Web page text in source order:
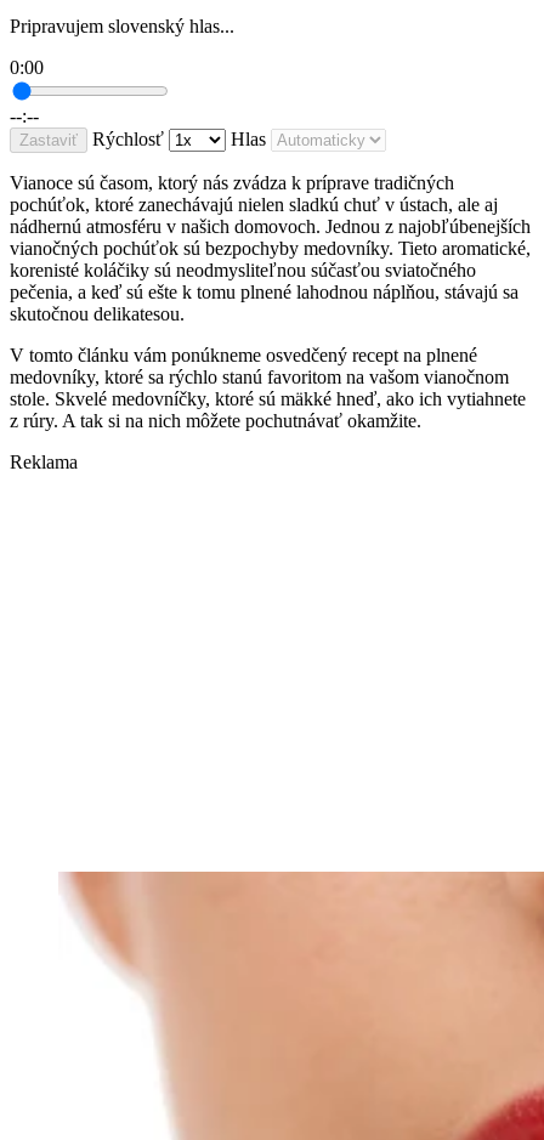
Pripravujem slovenský hlas...
0:00
--:--
Zastaviť Rýchlosť Hlas
Vianoce sú časom, ktorý nás zvádza k príprave tradičných
pochúťok, ktoré zanechávajú nielen sladkú chuť v ústach, ale aj
nádhernú atmosféru v našich domovoch. Jednou z najobľúbenejších
vianočných pochúťok sú bezpochyby medovníky. Tieto aromatické,
korenisté koláčiky sú neodmysliteľnou súčasťou sviatočného
pečenia, a keď sú ešte k tomu plnené lahodnou náplňou, stávajú sa
skutočnou delikatesou.
V tomto článku vám ponúkneme osvedčený recept na plnené
medovníky, ktoré sa rýchlo stanú favoritom na vašom vianočnom
stole. Skvelé medovníčky, ktoré sú mäkké hneď, ako ich vytiahnete
z rúry. A tak si na nich môžete pochutnávať okamžite.
Reklama